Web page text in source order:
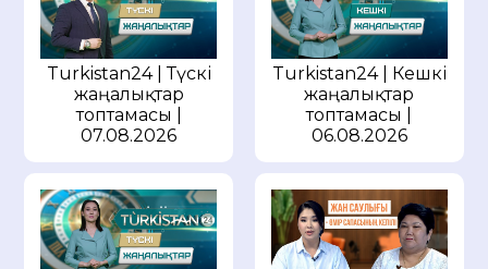
Turkistan24 | Түскі
жаңалықтар
топтамасы |
07.08.2026
Turkistan24 | Кешкі
жаңалықтар
топтамасы |
06.08.2026